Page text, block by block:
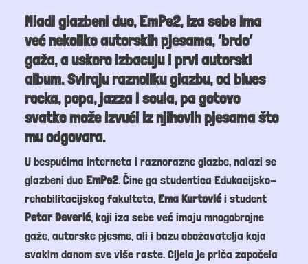
Mladi glazbeni duo, EmPe2, iza sebe ima
već nekoliko autorskih pjesama, ‘brdo’
gaža, a uskoro izbacuju i prvi autorski
album. Sviraju raznoliku glazbu, od blues
rocka, popa, jazza i soula, pa gotovo
svatko može izvući iz njihovih pjesama što
mu odgovara.
U bespućima interneta i raznorazne glazbe, nalazi se
glazbeni duoEmPe2. Čine ga studentica Edukacijsko-
rehabilitacijskog fakulteta,Ema Kurtovići student
Petar Deverić, koji iza sebe već imaju mnogobrojne
gaže, autorske pjesme, ali i bazu obožavatelja koja
svakim danom sve više raste. Cijela je priča započela